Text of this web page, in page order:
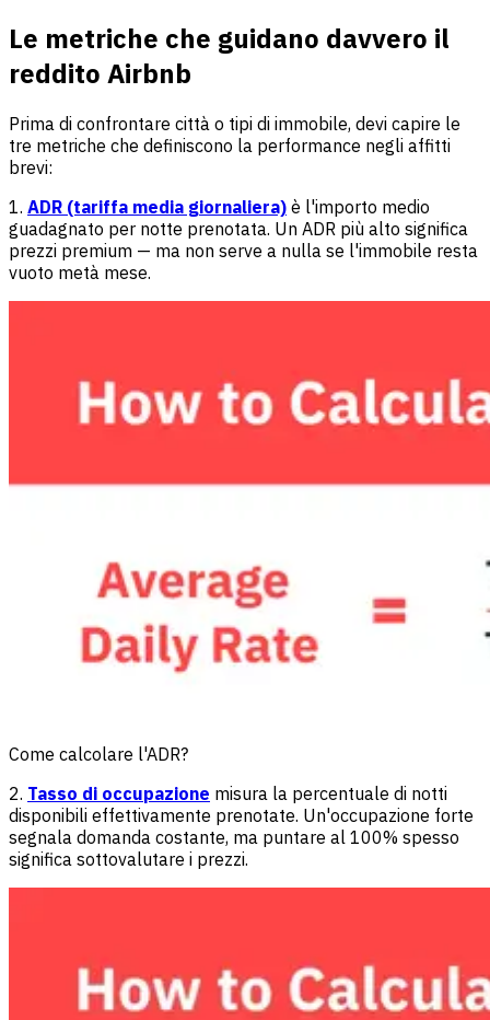
Le metriche che guidano davvero il
reddito Airbnb
Prima di confrontare città o tipi di immobile, devi capire le
tre metriche che definiscono la performance negli affitti
brevi:
1. ADR (tariffa media giornaliera) è l'importo medio
guadagnato per notte prenotata. Un ADR più alto significa
prezzi premium — ma non serve a nulla se l'immobile resta
vuoto metà mese.
Come calcolare l'ADR?
2. Tasso di occupazione misura la percentuale di notti
disponibili effettivamente prenotate. Un'occupazione forte
segnala domanda costante, ma puntare al 100% spesso
significa sottovalutare i prezzi.